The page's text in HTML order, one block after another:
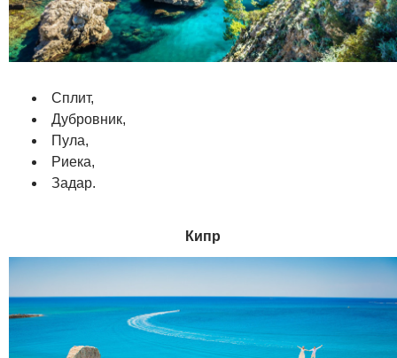
Сплит,
Дубровник,
Пула,
Риека,
Задар.
Кипр